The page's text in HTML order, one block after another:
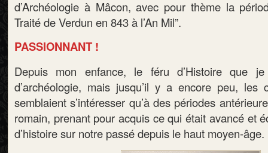
d’Archéologie à Mâcon, avec pour thème la
Traité de Verdun en 843 à l’An Mil”.
PASSIONNANT !
Depuis mon enfance, le féru d’Histoire que
d’archéologie, mais jusqu’il y a encore peu, les
semblaient s’intéresser qu’à des périodes
romain, prenant pour acquis ce qui était avancé et
d’histoire sur notre passé depuis le haut moyen-âge.